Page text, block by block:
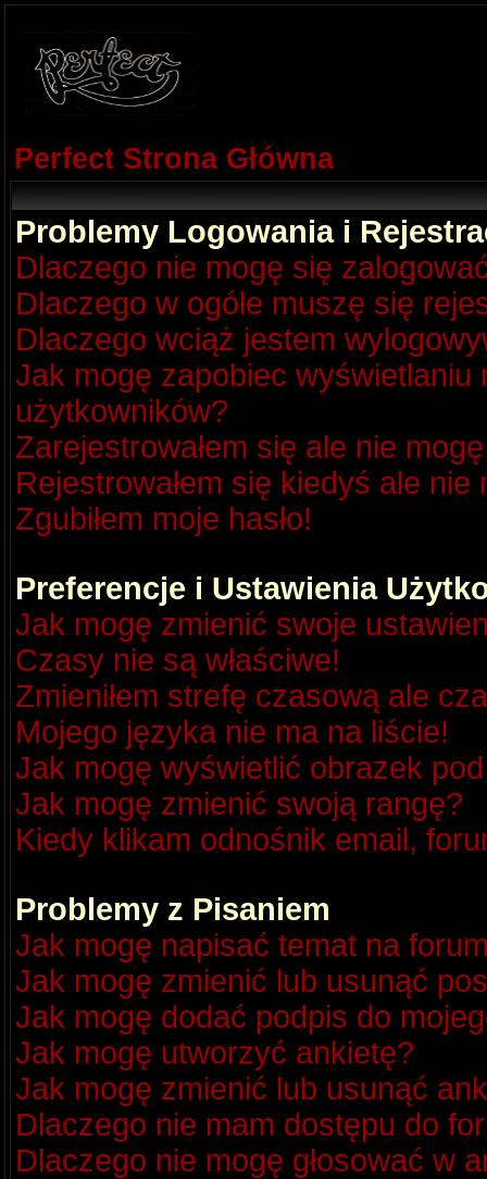
Perfect Strona Główna
Problemy Logowania i
Dlaczego nie mogę się
Dlaczego w ogóle muszę się
Dlaczego wciąż jestem
Jak mogę zapobiec
użytkowników?
Zarejestrowałem się ale nie
Rejestrowałem się kiedyś ale
Zgubiłem moje hasło!
Preferencje i Ustawienia
Jak mogę zmienić swoje
Czasy nie są właściwe!
Zmieniłem strefę czasową ale
Mojego języka nie ma na liście!
Jak mogę wyświetlić obrazek
Jak mogę zmienić swoją rangę?
Kiedy klikam odnośnik email,
Problemy z Pisaniem
Jak mogę napisać temat na
Jak mogę zmienić lub usunąć
Jak mogę dodać podpis do
Jak mogę utworzyć ankietę?
Jak mogę zmienić lub usunąć
Dlaczego nie mam dostępu do
Dlaczego nie mogę głosować w